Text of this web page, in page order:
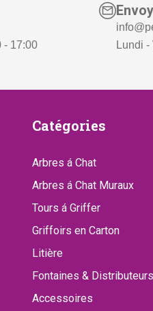
- 17:00
Lundi
Catégories
Catégories
Arbres á Chat
Arbres á Chat Muraux
Tours á Griffer
Griffoirs en Carton
Litière
Fontaines & Distributeurs
Accessoires